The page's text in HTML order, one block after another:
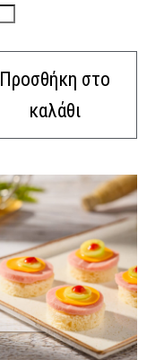
Προσθήκη στο
καλάθι